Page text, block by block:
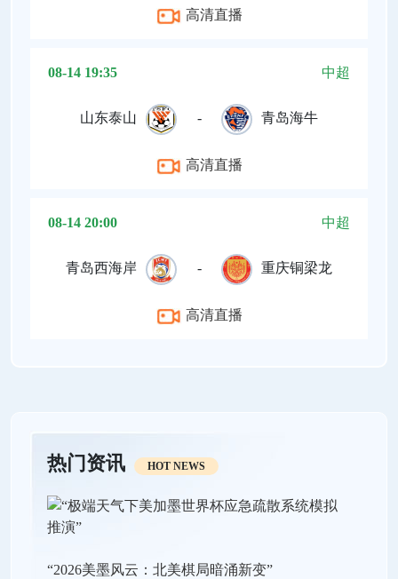
高清直播
08-14 19:35 中超
山东泰山 - 青岛海牛
高清直播
08-14 20:00 中超
青岛西海岸 - 重庆铜梁龙
高清直播
热门资讯 HOT NEWS
“2026美墨风云：北美棋局暗涌新变”